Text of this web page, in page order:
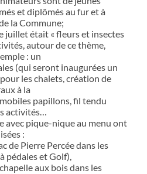
et diplômés au fur et à
la Commune;
juillet était « fleurs et insectes
autour de ce thème,
: un
(qui seront inaugurées un
les chalets, création de
à la
papillons, fil tendu
activités…
avec pique-nique au menu ont
:
de Pierre Percée dans les
pédales et Golf),
aux bois dans les